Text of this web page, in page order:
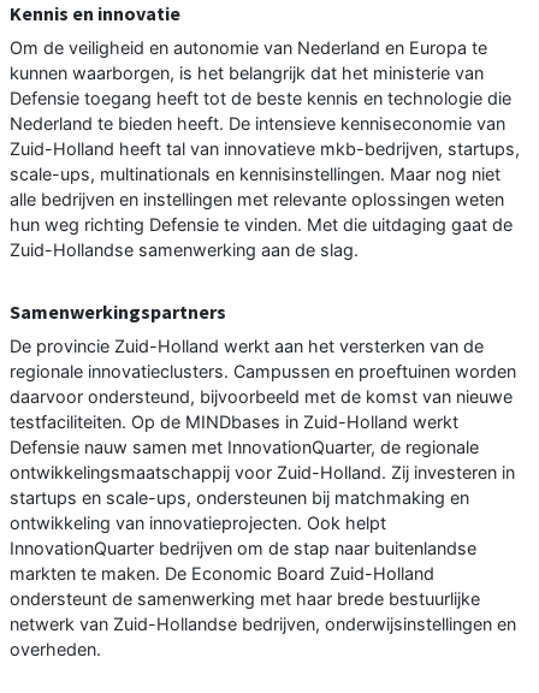
Kennis en innovatie
Om de veiligheid en autonomie van Nederland en Europa te
kunnen waarborgen, is het belangrijk dat het ministerie van
Defensie toegang heeft tot de beste kennis en technologie die
Nederland te bieden heeft. De intensieve kenniseconomie van
Zuid-Holland heeft tal van innovatieve mkb-bedrijven, startups,
scale-ups, multinationals en kennisinstellingen. Maar nog niet
alle bedrijven en instellingen met relevante oplossingen weten
hun weg richting Defensie te vinden. Met die uitdaging gaat de
Zuid-Hollandse samenwerking aan de slag.
Samenwerkingspartners
De provincie Zuid-Holland werkt aan het versterken van de
regionale innovatieclusters. Campussen en proeftuinen worden
daarvoor ondersteund, bijvoorbeeld met de komst van nieuwe
testfaciliteiten. Op de MINDbases in Zuid-Holland werkt
Defensie nauw samen met InnovationQuarter, de regionale
ontwikkelingsmaatschappij voor Zuid-Holland. Zij investeren in
startups en scale-ups, ondersteunen bij matchmaking en
ontwikkeling van innovatieprojecten. Ook helpt
InnovationQuarter bedrijven om de stap naar buitenlandse
markten te maken. De Economic Board Zuid-Holland
ondersteunt de samenwerking met haar brede bestuurlijke
netwerk van Zuid-Hollandse bedrijven, onderwijsinstellingen en
overheden.